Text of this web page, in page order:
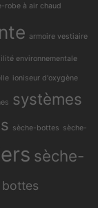
robe à air chaud
armoire vestiaire
environnementale
ioniseur d'oxygène
systèmes
sèche-bottes sèche-
sèche-